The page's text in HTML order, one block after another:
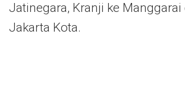
Jatinegara, Kranji ke Manggarai
Jakarta Kota.